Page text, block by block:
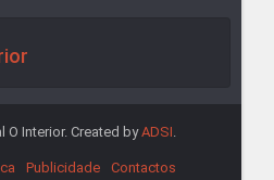
Interior. Created byADSI
Publicidade Contactos